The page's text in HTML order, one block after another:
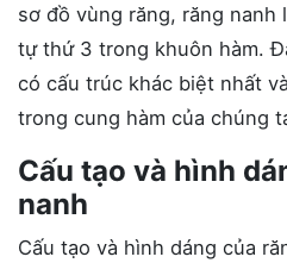
sơ đồ vùng răng, răng nanh
tự thứ 3 trong khuôn hàm.
có cấu trúc khác biệt nhất
trong cung hàm của chúng
Cấu tạo và hình
nanh
Cấu tạo và hình dáng của